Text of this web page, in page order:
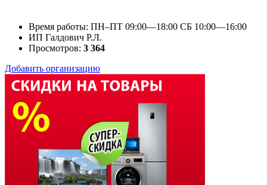
Время работы: ПН–ПТ 09:00—18:00 СБ 10:00—16:00
ИП Галдович Р.Л.
Просмотров: 3 364
Добавить организацию